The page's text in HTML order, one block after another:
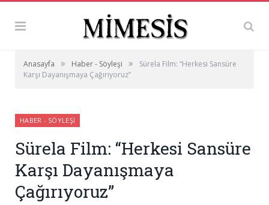
Anasayfa » Haber - Söyleşi »
Sürela Film: “Herkesi Sansüre
Karşı Dayanışmaya Çağırıyoruz”
HABER - SÖYLEŞI
Sürela Film: “Herkesi Sansüre
Karşı Dayanışmaya
Çağırıyoruz”